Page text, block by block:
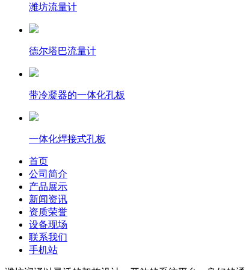
潍坊流量计
德尔塔巴流量计
带冷凝器的一体化孔板
一体化焊接式孔板
首页
公司简介
产品展示
新闻资讯
资质荣誉
设备现场
联系我们
手机站